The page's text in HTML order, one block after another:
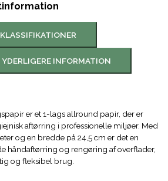
KLASSIFIKATIONER
YDERLIGERE INFORMATION
er et 1-lags allround papir, der er
aftørring i professionelle miljøer. Med
og en bredde på 24,5 cm er det en
håndaftørring og rengøring af overflader,
og fleksibel brug.